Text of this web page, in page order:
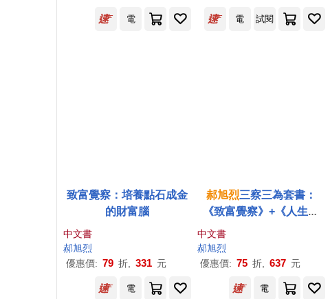
電 電 試閱
致富覺察：培養點石成金
的財富腦
中文書
郝旭烈
優惠價: 79 折, 331 元
郝旭烈三察三為套書：
《致富覺察》+《人生成
中文書
郝旭烈
優惠價: 75 折, 637 元
電 電